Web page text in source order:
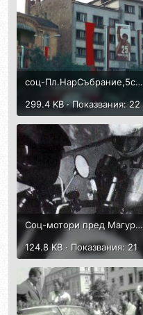
соц-Пл.НарСъбрание,5септ1969 г-колиМоторолер.jpg
299.4 KB · Показвания: 22
Соц-мотори пред Магура и Форум-МЗет-лифт резервоар-1986-2.jpg
124.8 KB · Показвания: 21